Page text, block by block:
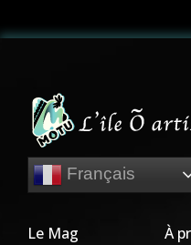
Français
Le Mag
À